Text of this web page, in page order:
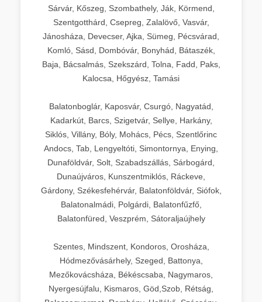
Sárvár, Kőszeg, Szombathely, Ják, Körmend,
Szentgotthárd, Csepreg, Zalalövő, Vasvár,
Jánosháza, Devecser, Ajka, Sümeg, Pécsvárad,
Komló, Sásd, Dombóvár, Bonyhád, Bátaszék,
Baja, Bácsalmás, Szekszárd, Tolna, Fadd, Paks,
Kalocsa, Hőgyész, Tamási
Balatonboglár, Kaposvár, Csurgó, Nagyatád,
Kadarkút, Barcs, Szigetvár, Sellye, Harkány,
Siklós, Villány, Bóly, Mohács, Pécs, Szentlőrinc
Andocs, Tab, Lengyeltóti, Simontornya, Enying,
Dunaföldvár, Solt, Szabadszállás, Sárbogárd,
Dunaújváros, Kunszentmiklós, Ráckeve,
Gárdony, Székesfehérvár, Balatonföldvár, Siófok,
Balatonalmádi, Polgárdi, Balatonfűzfő,
Balatonfüred, Veszprém, Sátoraljaújhely
Szentes, Mindszent, Kondoros, Orosháza,
Hódmezővásárhely, Szeged, Battonya,
Mezőkovácsháza, Békéscsaba, Nagymaros,
Nyergesújfalu, Kismaros, Göd,Szob, Rétság,